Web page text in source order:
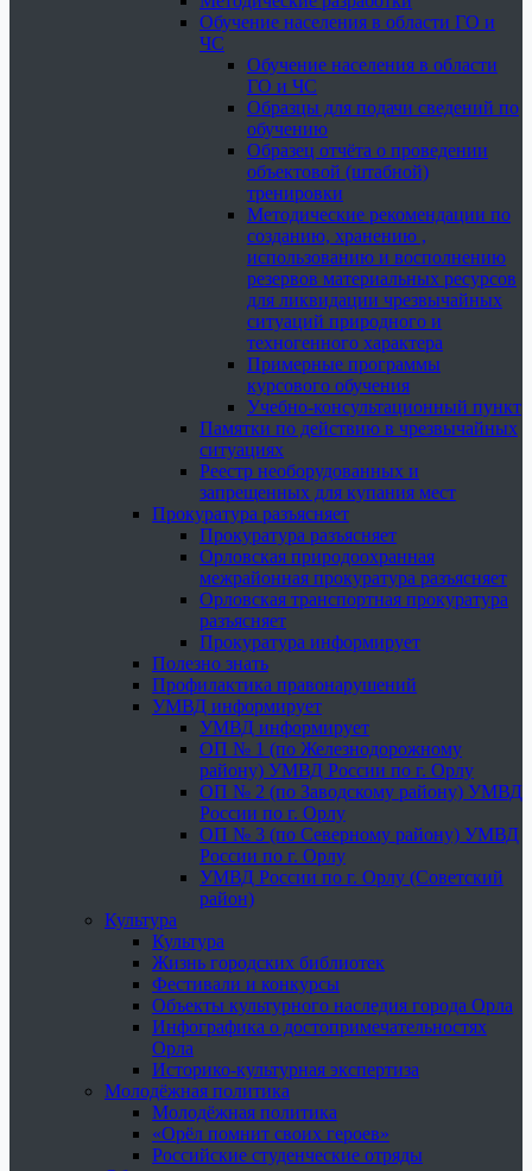
Обучение населения в области ГО и
ЧС
Обучение населения в области
ГО и ЧС
Образцы для подачи сведений по
обучению
Образец отчёта о проведении
объектовой (штабной)
тренировки
Методические рекомендации по
созданию, хранению ,
использованию и восполнению
резервов материальных ресурсов
для ликвидации чрезвычайных
ситуаций природного и
техногенного характера
Примерные программы
курсового обучения
Учебно-консультационный пункт
Памятки по действию в чрезвычайных
ситуациях
Реестр необорудованных и
запрещенных для купания мест
Прокуратура разъясняет
Прокуратура разъясняет
Орловская природоохранная
межрайонная прокуратура разъясняет
Орловская транспортная прокуратура
разъясняет
Прокуратура информирует
Полезно знать
Профилактика правонарушений
УМВД информирует
УМВД информирует
ОП № 1 (по Железнодорожному
району) УМВД России по г. Орлу
ОП № 2 (по Заводскому району) УМВД
России по г. Орлу
ОП № 3 (по Северному району) УМВД
России по г. Орлу
УМВД России по г. Орлу (Советский
район)
Культура
Культура
Жизнь городских библиотек
Фестивали и конкурсы
Объекты культурного наследия города Орла
Инфографика о достопримечательностях
Орла
Историко-культурная экспертиза
Молодёжная политика
Молодёжная политика
«Орёл помнит своих героев»
Российские студенческие отряды